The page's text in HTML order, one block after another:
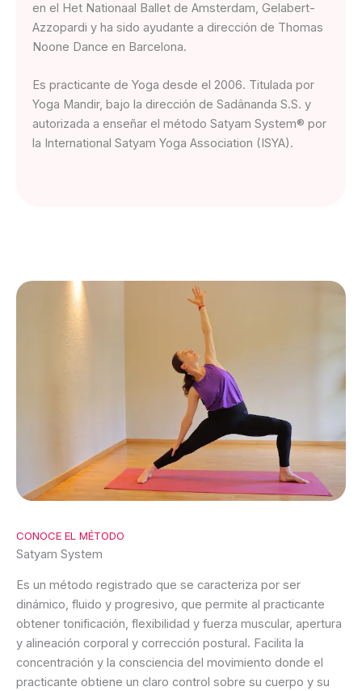
en el Het Nationaal Ballet de Amsterdam, Gelabert-
Azzopardi y ha sido ayudante a dirección de Thomas
Noone Dance en Barcelona.
Es practicante de Yoga desde el 2006. Titulada por
Yoga Mandir, bajo la dirección de Sadânanda S.S. y
autorizada a enseñar el método Satyam System® por
la International Satyam Yoga Association (ISYA).
CONOCE EL MÉTODO
Satyam System
Es un método registrado que se caracteriza por ser
dinámico, fluido y progresivo, que permite al practicante
obtener tonificación, flexibilidad y fuerza muscular, apertura
y alineación corporal y corrección postural. Facilita la
concentración y la consciencia del movimiento donde el
practicante obtiene un claro control sobre su cuerpo y su